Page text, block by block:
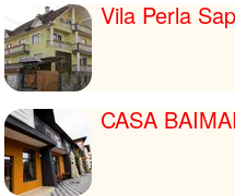
Vila Perla
CASA